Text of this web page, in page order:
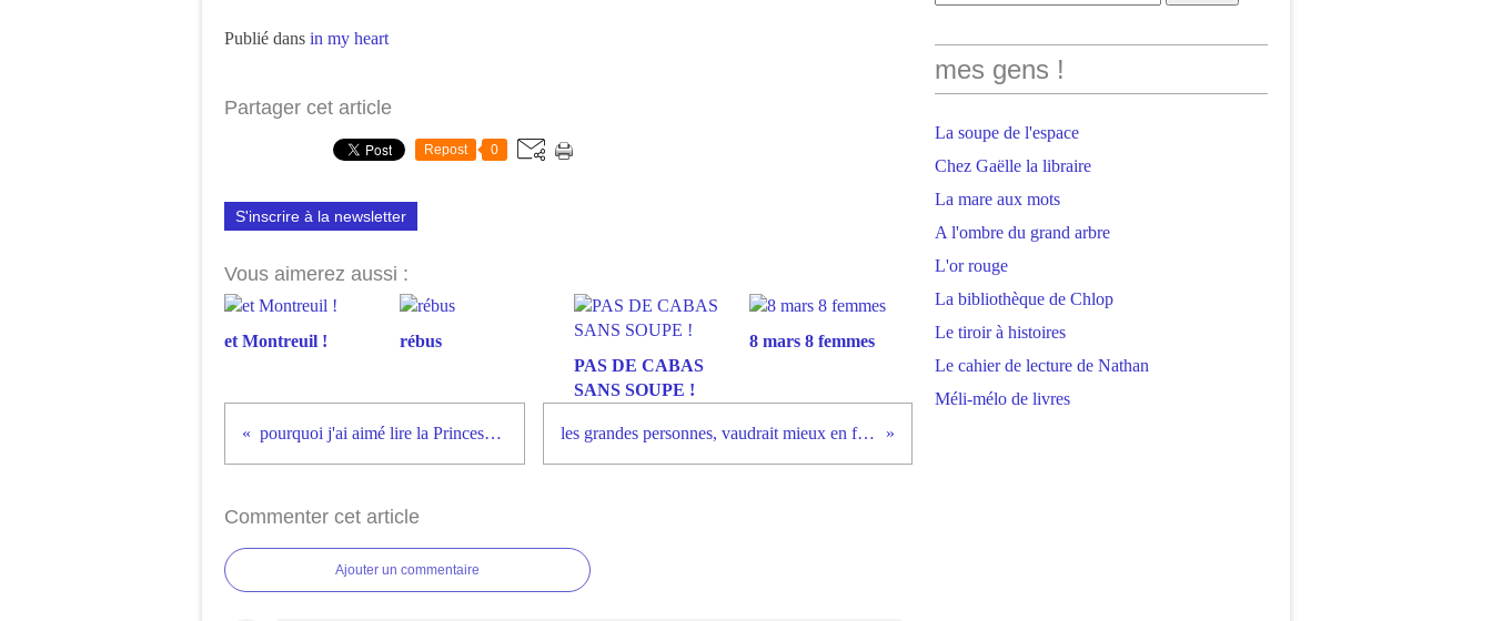
Publié dans in my heart
Partager cet article
Repost 0
S'inscrire à la newsletter
Vous aimerez aussi :
et Montreuil !
rébus
PAS DE CABAS
SANS SOUPE !
8 mars 8 femmes
pourquoi j'ai aimé lire la Princesse de Clèves... les grandes personnes, vaudrait mieux en faire de la soupe !
Commenter cet article
Ajouter un commentaire
mes gens !
La soupe de l'espace
Chez Gaëlle la libraire
La mare aux mots
A l'ombre du grand arbre
L'or rouge
La bibliothèque de Chlop
Le tiroir à histoires
Le cahier de lecture de Nathan
Méli-mélo de livres